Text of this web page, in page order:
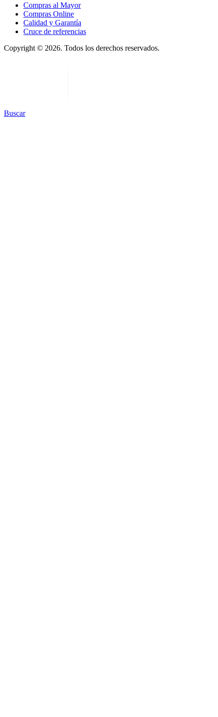
Compras al Mayor
Compras Online
Calidad y Garantía
Cruce de referencias
Copyright © 2026. Todos los derechos reservados.
Buscar